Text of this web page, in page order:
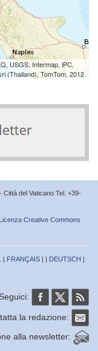
USGS, Intermap, iPC,
(Thailand), TomTom, 2012
Città del Vaticano Tel. +39-
Licenza Creative Commons
| FRANÇAIS | | DEUTSCH |
Seguici:
la redazione:
alla newsletter: